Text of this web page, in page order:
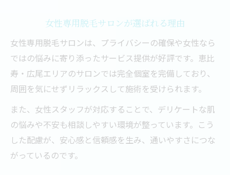
敏感肌に適したLED脱毛の安全性
肌トラブルを防ぐ個室サロン施術
En脱毛で安心して受けられる理由
LED脱毛の冷却機能で刺激を軽減
肌へのやさしさを重視した施術方法
プライバシー重視の女性専用脱毛の安心感
完全個室で叶える安心の脱毛体験
女性専用サロンが選ばれる安心ポイント
プライバシーを守る脱毛サロンの魅力
女性専用脱毛サロンが選ばれる理由
女性専用脱毛サロンは、プライバシーの確保や女性なら
ではの悩みに寄り添ったサービス提供が好評です。恵比
寿・広尾エリアのサロンでは完全個室を完備しており、
周囲を気にせずリラックスして施術を受けられます。
また、女性スタッフが対応することで、デリケートな肌
の悩みや不安も相談しやすい環境が整っています。こう
した配慮が、安心感と信頼感を生み、通いやすさにつな
がっているのです。